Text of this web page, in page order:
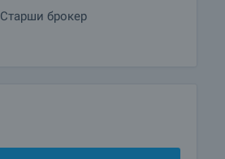
Старши брокер